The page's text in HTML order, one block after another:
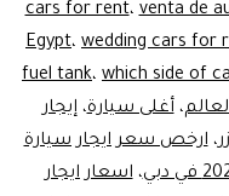
cars for rent،venta de
Egypt، wedding cars for
fuel tank، which side of
،أغلى سيارة،إيجار
،ارخص سعر ايجار سيارة
،اسعار ايجار